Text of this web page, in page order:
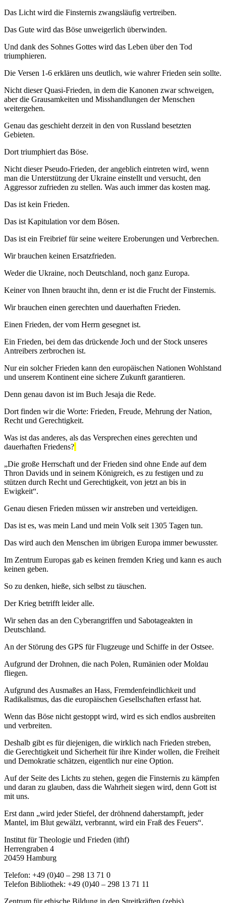
Das Licht wird die Finsternis zwangsläufig vertreiben.
Das Gute wird das Böse unweigerlich überwinden.
Und dank des Sohnes Gottes wird das Leben über den Tod
triumphieren.
Die Versen 1-6 erklären uns deutlich, wie wahrer Frieden sein sollte.
Nicht dieser Quasi-Frieden, in dem die Kanonen zwar schweigen,
aber die Grausamkeiten und Misshandlungen der Menschen
weitergehen.
Genau das geschieht derzeit in den von Russland besetzten
Gebieten.
Dort triumphiert das Böse.
Nicht dieser Pseudo-Frieden, der angeblich eintreten wird, wenn
man die Unterstützung der Ukraine einstellt und versucht, den
Aggressor zufrieden zu stellen. Was auch immer das kosten mag.
Das ist kein Frieden.
Das ist Kapitulation vor dem Bösen.
Das ist ein Freibrief für seine weitere Eroberungen und Verbrechen.
Wir brauchen keinen Ersatzfrieden.
Weder die Ukraine, noch Deutschland, noch ganz Europa.
Keiner von Ihnen braucht ihn, denn er ist die Frucht der Finsternis.
Wir brauchen einen gerechten und dauerhaften Frieden.
Einen Frieden, der vom Herrn gesegnet ist.
Ein Frieden, bei dem das drückende Joch und der Stock unseres
Antreibers zerbrochen ist.
Nur ein solcher Frieden kann den europäischen Nationen Wohlstand
und unserem Kontinent eine sichere Zukunft garantieren.
Denn genau davon ist im Buch Jesaja die Rede.
Dort finden wir die Worte: Frieden, Freude, Mehrung der Nation,
Recht und Gerechtigkeit.
Was ist das anderes, als das Versprechen eines gerechten und
dauerhaften Friedens?
„Die große Herrschaft und der Frieden sind ohne Ende auf dem
Thron Davids und in seinem Königreich, es zu festigen und zu
stützen durch Recht und Gerechtigkeit, von jetzt an bis in
Ewigkeit“.
Genau diesen Frieden müssen wir anstreben und verteidigen.
Das ist es, was mein Land und mein Volk seit 1305 Tagen tun.
Das wird auch den Menschen im übrigen Europa immer bewusster.
Im Zentrum Europas gab es keinen fremden Krieg und kann es auch
keinen geben.
So zu denken, hieße, sich selbst zu täuschen.
Der Krieg betrifft leider alle.
Wir sehen das an den Cyberangriffen und Sabotageakten in
Deutschland.
An der Störung des GPS für Flugzeuge und Schiffe in der Ostsee.
Aufgrund der Drohnen, die nach Polen, Rumänien oder Moldau
fliegen.
Aufgrund des Ausmaßes an Hass, Fremdenfeindlichkeit und
Radikalismus, das die europäischen Gesellschaften erfasst hat.
Wenn das Böse nicht gestoppt wird, wird es sich endlos ausbreiten
und verbreiten.
Deshalb gibt es für diejenigen, die wirklich nach Frieden streben,
die Gerechtigkeit und Sicherheit für ihre Kinder wollen, die Freiheit
und Demokratie schätzen, eigentlich nur eine Option.
Auf der Seite des Lichts zu stehen, gegen die Finsternis zu kämpfen
und daran zu glauben, dass die Wahrheit siegen wird, denn Gott ist
mit uns.
Erst dann „wird jeder Stiefel, der dröhnend daherstampft, jeder
Mantel, im Blut gewälzt, verbrannt, wird ein Fraß des Feuers“.
Institut für Theologie und Frieden (ithf)
Herrengraben 4
20459 Hamburg
Telefon: +49 (0)40 – 298 13 71 0
Telefon Bibliothek: +49 (0)40 – 298 13 71 11
Zentrum für ethische Bildung in den Streitkräften (zebis)